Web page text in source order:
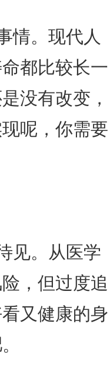
。现代人
都比较长一
没有改变，
呢，你需要
见。从医学
，但过度追
又健康的身